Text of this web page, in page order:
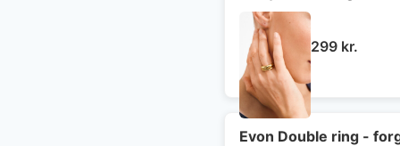
299 kr.
Evon Double ring -